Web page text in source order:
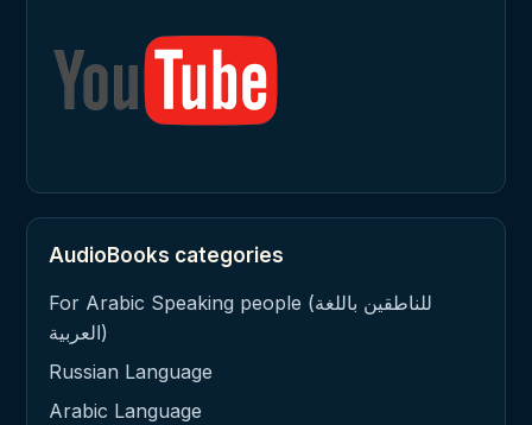
AudioBooks categories
For Arabic Speaking people (للناطقين باللغة
العربية)
Russian Language
Arabic Language